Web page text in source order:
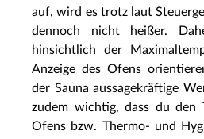
auf, wird es trotz laut
dennoch nicht heißer.
hinsichtlich der
Anzeige des Ofens
der Sauna aussagekräftige
zudem wichtig, dass du den
Ofens bzw. Thermo- und